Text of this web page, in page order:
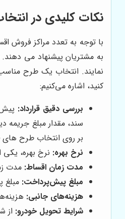
نکات کلیدی در
با توجه به تعدد مراکز فروش
به مشتریان پیشنهاد می
نمایند. انتخاب یک طرح
کنید، اشاره می‌کنیم:
بررسی دقیق قرارداد:
سند، مقدار مبلغ جریمه
بر روی انتخاب طرح های
نرخ بهره: نرخ بهره، یکی
مدت زمان اقساط: مدت
مبلغ پیش‌پرداخت: مبلغ
هزینه‌های جانبی:
شرایط تحویل خودرو: از